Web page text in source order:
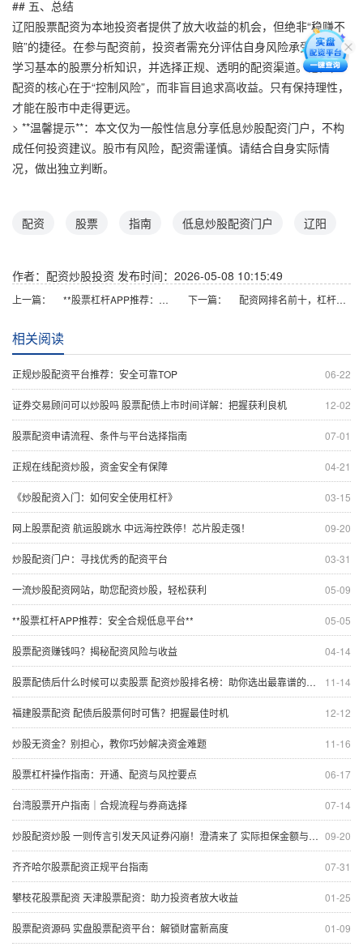
## 五、总结
辽阳股票配资为本地投资者提供了放大收益的机会，但绝非“稳赚不
赔”的捷径。在参与配资前，投资者需充分评估自身风险承受能力，
学习基本的股票分析知识，并选择正规、透明的配资渠道。记住，
配资的核心在于“控制风险”，而非盲目追求高收益。只有保持理性，
才能在股市中走得更远。
> **温馨提示**：本文仅为一般性信息分享低息炒股配资门户，不构
成任何投资建议。股市有风险，配资需谨慎。请结合自身实际情
况，做出独立判断。
配资 股票 指南 低息炒股配资门户 辽阳
作者：配资炒股投资 发布时间：2026-05-08 10:15:49
上一篇： **股票杠杆APP推荐：安全合规低息平台** 下一篇： 配资网排名前十，杠杆安全门槛低
相关阅读
06-22
正规炒股配资平台推荐：安全可靠TOP
12-02
证券交易顾问可以炒股吗 股票配债上市时间详解：把握获利良机
07-01
股票配资申请流程、条件与平台选择指南
04-21
正规在线配资炒股，资金安全有保障
03-15
《炒股配资入门：如何安全使用杠杆》
09-20
网上股票配资 航运股跳水 中远海控跌停！芯片股走强！
03-31
炒股配资门户：寻找优秀的配资平台
05-09
一流炒股配资网站，助您配资炒股，轻松获利
05-05
**股票杠杆APP推荐：安全合规低息平台**
04-14
股票配资赚钱吗？揭秘配资风险与收益
11-14
股票配债后什么时候可以卖股票 配资炒股排名榜：助你选出最靠谱的平台
12-12
福建股票配资 配债后股票何时可售？把握最佳时机
11-16
炒股无资金？别担心，教你巧妙解决资金难题
06-17
股票杠杆操作指南：开通、配资与风控要点
07-14
台湾股票开户指南｜合规流程与券商选择
09-20
炒股配资炒股 一则传言引发天风证券闪崩！澄清来了 实际担保金额与传闻相差甚远
07-31
齐齐哈尔股票配资正规平台指南
01-25
攀枝花股票配资 天津股票配资：助力投资者放大收益
01-09
股票配资源码 实盘股票配资平台：解锁财富新高度